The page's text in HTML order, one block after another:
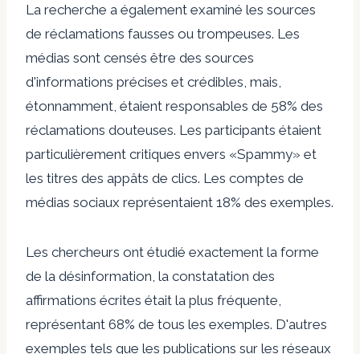
La recherche a également examiné les sources
de réclamations fausses ou trompeuses. Les
médias sont censés être des sources
d'informations précises et crédibles, mais,
étonnamment, étaient responsables de 58% des
réclamations douteuses. Les participants étaient
particulièrement critiques envers «Spammy» et
les titres des appâts de clics. Les comptes de
médias sociaux représentaient 18% des exemples.
Les chercheurs ont étudié exactement la forme
de la désinformation, la constatation des
affirmations écrites était la plus fréquente,
représentant 68% de tous les exemples. D'autres
exemples tels que les publications sur les réseaux